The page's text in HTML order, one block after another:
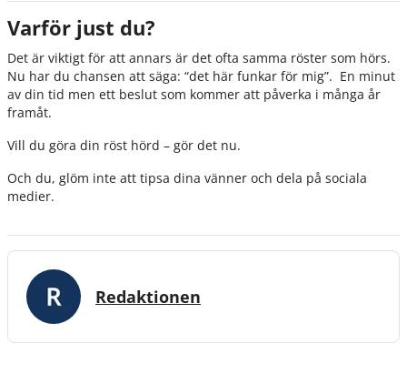
Varför just du?
Det är viktigt för att annars är det ofta samma röster som hörs.
Nu har du chansen att säga: “det här funkar för mig”. En minut
av din tid men ett beslut som kommer att påverka i många år
framåt.
Vill du göra din röst hörd – gör det nu.
Och du, glöm inte att tipsa dina vänner och dela på sociala
medier.
Redaktionen